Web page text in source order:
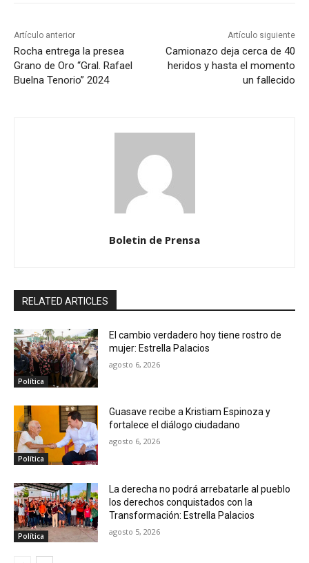
Artículo anterior
Rocha entrega la presea
Grano de Oro “Gral. Rafael
Buelna Tenorio” 2024
Artículo siguiente
Camionazo deja cerca de 40
heridos y hasta el momento
un fallecido
Boletin de Prensa
RELATED ARTICLES
Política
El cambio verdadero hoy tiene rostro de
mujer: Estrella Palacios
agosto 6, 2026
Política
Guasave recibe a Kristiam Espinoza y
fortalece el diálogo ciudadano
agosto 6, 2026
Política
La derecha no podrá arrebatarle al pueblo
los derechos conquistados con la
Transformación: Estrella Palacios
agosto 5, 2026